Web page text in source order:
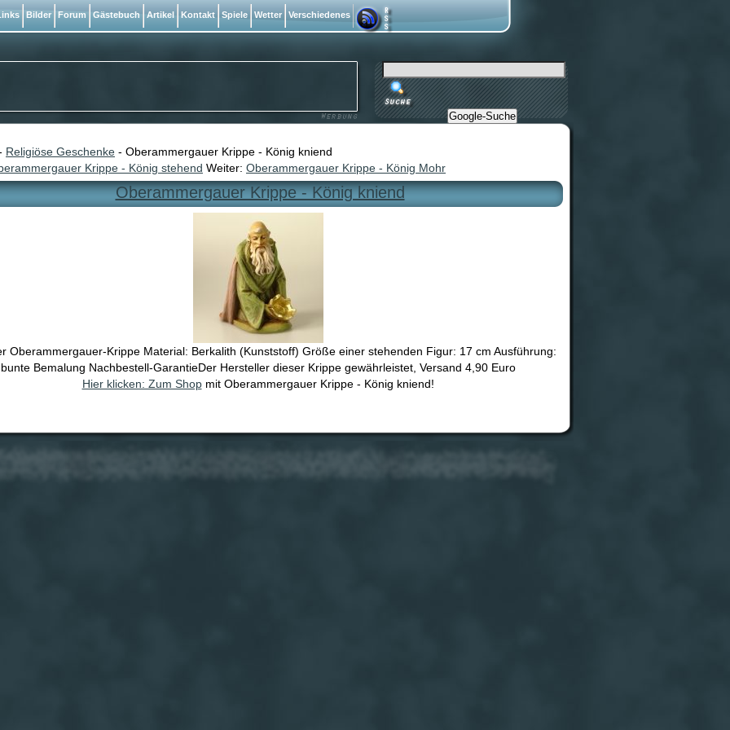
Religiöse Geschenke - Oberammergauer Krippe - König kniend
Krippe - König stehend Weiter: Oberammergauer Krippe - König Mohr
Oberammergauer Krippe - König kniend
Oberammergauer-Krippe Material: Berkalith (Kunststoff) Größe einer stehenden Figur: 17 cm Ausführung:
bunte Bemalung Nachbestell-GarantieDer Hersteller dieser Krippe gewährleistet, Versand 4,90 Euro
Hier klicken: Zum Shopmit Oberammergauer Krippe - König kniend!
Bilder Forum Gästebuch Artikel Kontakt Spiele Wetter Verschiedenes
Google-Suche